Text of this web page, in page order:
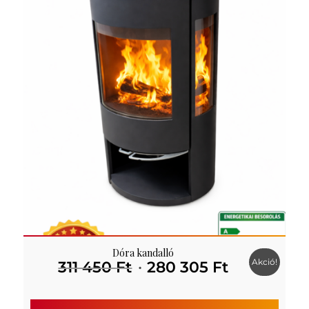
Dóra kandalló
311 450Ft Original
was:
280 305 FtCurrent
is:
Akció!